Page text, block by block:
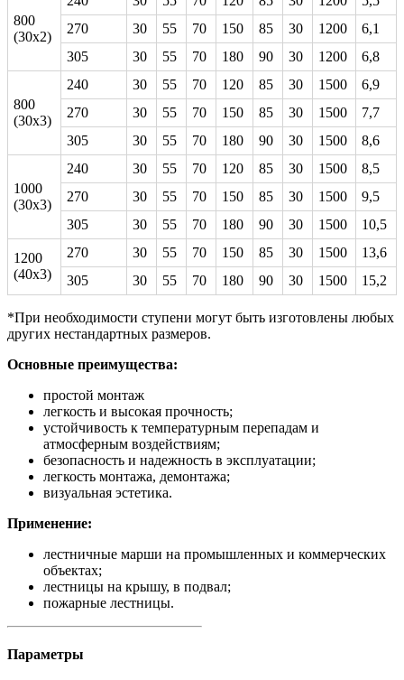
800
(30х2)
270
30 55 70 150 85 30 1200
6,1
305
30 55 70 180 90 30 1200 6,8
800
(30х3)
240 30 55 70 120 85 30 1500
6,9
270
30 55 70 150 85 30 1500
7,7
305
30 55 70 180 90 30 1500 8,6
1000
(30х3)
240 30 55 70 120 85 30 1500
8,5
270
30 55 70 150 85 30 1500
9,5
305
30 55 70 180 90 30 1500 10,5
1200
(40х3)
270 30 55 70 150 85 30 1500
13,6
305
30 55 70 180 90 30 1500 15,2
*При необходимости ступени могут быть изготовлены любых
других нестандартных размеров.
Основные преимущества:
простой монтаж
легкость и высокая прочность;
устойчивость к температурным перепадам и
атмосферным воздействиям;
безопасность и надежность в эксплуатации;
легкость монтажа, демонтажа;
визуальная эстетика.
Применение:
лестничные марши на промышленных и коммерческих
объектах;
лестницы на крышу, в подвал;
пожарные лестницы.
Параметры